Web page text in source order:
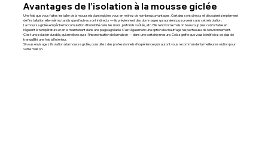
Avantages de l’isolation à la mousse giclée
Une fois que vous faites installer de la mousse isolante giclée, vous en retirez de nombreux avantages. Certains sont directs et découlent simplement
de l’installation elle-même, tandis que d’autres sont indirects — ils préviennent des dommages qui auraient pu survenir sans cette isolation.
La mousse giclée empêche l’accumulation d’humidité dans les murs, plafonds voûtés, etc. Elle rend votre maison beaucoup plus confortable en
régulant la température et en la maintenant dans une plage agréable. C’est également une option de chauffage respectueuse de l’environnement.
C’est une solution durable, qui améliore aussi l’insonorisation de la maison — dans une certaine mesure. Cela signifie que vous bénéficiez de plus de
tranquillité une fois à l’intérieur.
Si vous envisagez l’isolation à la mousse giclée, consultez des professionnels d’expérience qui sauront vous recommander la meilleure solution pour
votre maison.